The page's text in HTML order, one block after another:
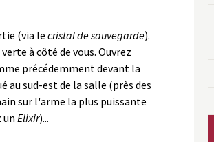
(via lecristal de sauvegarde).
à côté de vous. Ouvrez
précédemment devant la
au sud-est de la salle (près des
sur l'arme la plus puissante
unElixir)...